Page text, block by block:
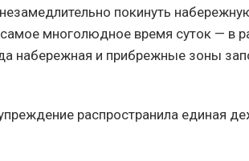
покинуть
многолюдное время суток — в
набережная и прибрежные зоны
распространила единая